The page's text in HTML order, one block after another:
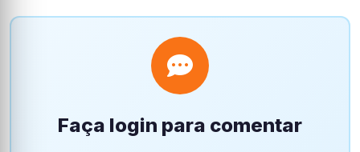
Faça login para comentar